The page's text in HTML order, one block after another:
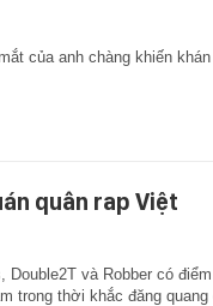
của anh chàng khiến khán
quân rap Việt
Double2T và Robber có
trong thời khắc đăng